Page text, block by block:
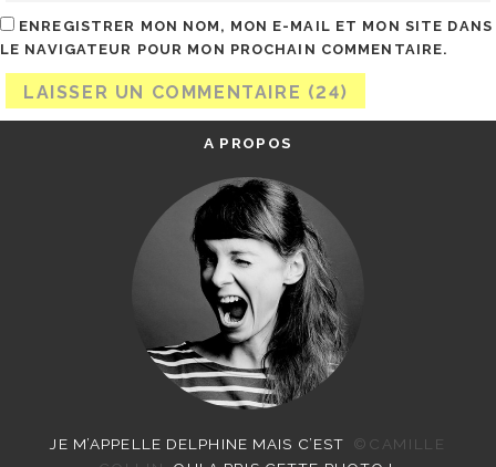
ENREGISTRER MON NOM, MON E-MAIL ET MON SITE DANS
LE NAVIGATEUR POUR MON PROCHAIN COMMENTAIRE.
A PROPOS
JE M’APPELLE DELPHINE MAIS C’EST
©CAMILLE